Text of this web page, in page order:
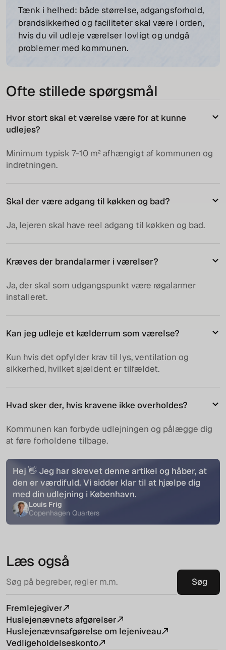
Tænk i helhed: både størrelse, adgangsforhold,
brandsikkerhed og faciliteter skal være i orden,
hvis du vil udleje værelser lovligt og undgå
problemer med kommunen.
Ofte stillede spørgsmål
Hvor stort skal et værelse være for at kunne
udlejes?
Minimum typisk 7-10 m² afhængigt af kommunen og
indretningen.
Skal der være adgang til køkken og bad?
Ja, lejeren skal have reel adgang til køkken og bad.
Kræves der brandalarmer i værelser?
Ja, der skal som udgangspunkt være røgalarmer
installeret.
Kan jeg udleje et kælderrum som værelse?
Kun hvis det opfylder krav til lys, ventilation og
sikkerhed, hvilket sjældent er tilfældet.
Hvad sker der, hvis kravene ikke overholdes?
Kommunen kan forbyde udlejningen og pålægge dig
at føre forholdene tilbage.
Hej 👋 Jeg har skrevet denne artikel og håber, at
den er værdifuld. Vi sidder klar til at hjælpe dig
med din udlejning i København.
Louis Frig
Copenhagen Quarters
Læs også
Fremlejegiver
Huslejenævnets afgørelser
Huslejenævnsafgørelse om lejeniveau
Vedligeholdelseskonto